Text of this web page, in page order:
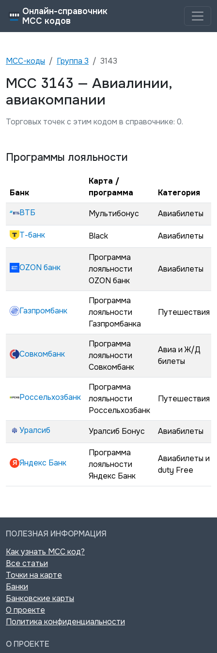
Онлайн-справочник
MCC кодов
MCC-коды Группа 3 3143
MCC 3143 — Авиалинии,
авиакомпании
Торговых точек с этим кодом в справочнике: 0.
Программы лояльности
Банк
Карта /
программа
Категория
ВТБ
Мультибонус Авиабилеты
Т-банк Black Авиабилеты
OZON банк
Программа
лояльности
OZON банк
Авиабилеты
Газпромбанк
Программа
лояльности
Газпромбанка
Путешествия
Совкомбанк
Программа
лояльности
Совкомбанк
Авиа и Ж/Д
билеты
Россельхозбанк
Программа
лояльности
Россельхозбанк
Путешествия
Уралсиб Уралсиб Бонус Авиабилеты
Яндекс Банк
Программа
лояльности
Яндекс Банк
Авиабилеты и
duty Free
ПОЛЕЗНАЯ ИНФОРМАЦИЯ
Как узнать MCC код?
Все статьи
Точки на карте
Банки
Банковские карты
О проекте
Политика конфиденциальности
О ПРОЕКТЕ